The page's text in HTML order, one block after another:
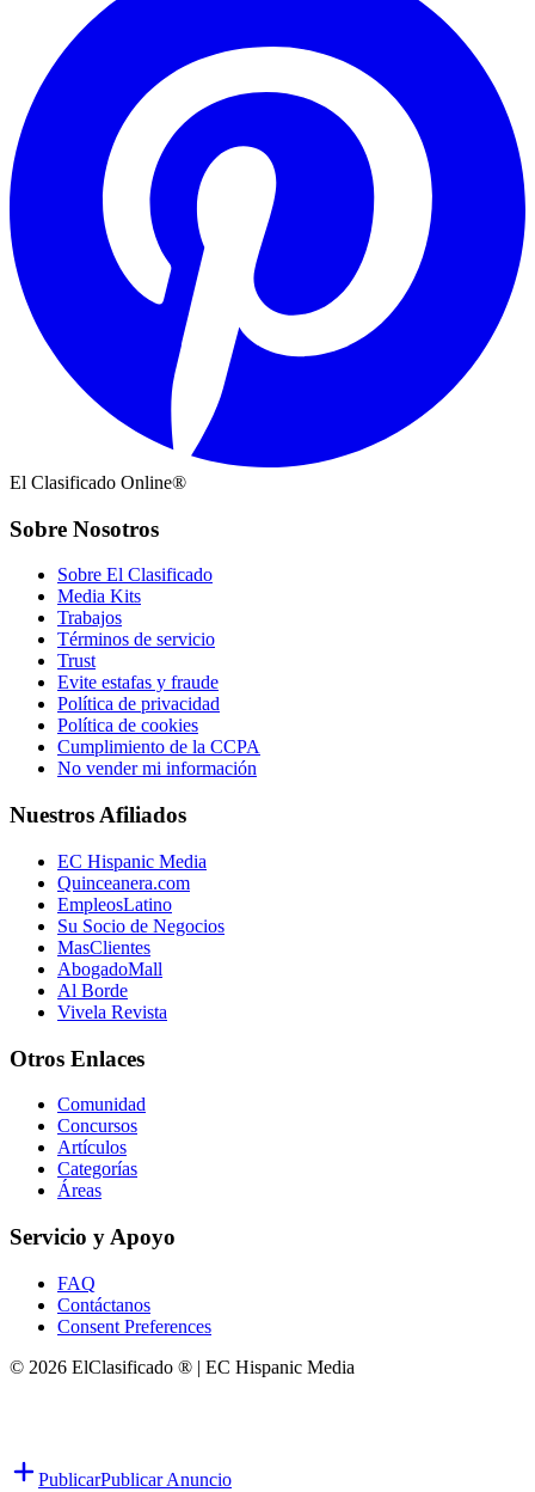
El Clasificado Online®
Sobre Nosotros
Sobre El Clasificado
Media Kits
Trabajos
Términos de servicio
Trust
Evite estafas y fraude
Política de privacidad
Política de cookies
Cumplimiento de la CCPA
No vender mi información
Nuestros Afiliados
EC Hispanic Media
Quinceanera.com
EmpleosLatino
Su Socio de Negocios
MasClientes
AbogadoMall
Al Borde
Vivela Revista
Otros Enlaces
Comunidad
Concursos
Artículos
Categorías
Áreas
Servicio y Apoyo
FAQ
Contáctanos
Consent Preferences
© 2026 ElClasificado ® | EC Hispanic Media
PublicarPublicar Anuncio